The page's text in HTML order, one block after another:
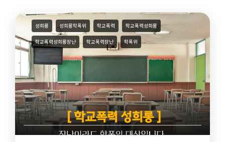
성희롱 성희롱학폭위 학교폭력 학교폭력성희롱
학교폭력성희롱장난 학교폭력장난 학폭위